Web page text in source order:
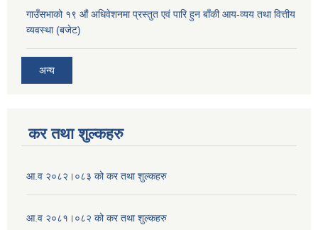
गाउँसभाको १९ ‌औं अधिवेशनमा प्रस्तुत एवं पारि हुन बाँकी आय-व्यय तथा वित्तीय
व्यवस्था (बजेट)
अन्य
कर तथा शुल्कहरु
आ.व २०८२।०८३ को कर तथा शुल्कहरु
आ.व २०८१।०८२ को कर तथा शुल्कहरु